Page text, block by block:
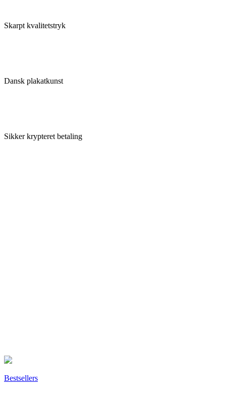
Skarpt kvalitetstryk
Dansk plakatkunst
Sikker krypteret betaling
Bestsellers